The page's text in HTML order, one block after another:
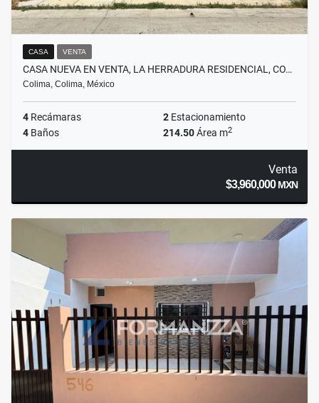
CASA VENTA
CASA NUEVA EN VENTA, LA HERRADURA RESIDENCIAL, CO…
Colima, Colima, México
4 Recámaras 2 Estacionamiento
4 Baños 214.50Área m2
Venta
$3,960,000MXN